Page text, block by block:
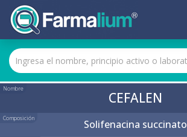
Nombre
CEFALEN
Composición Solifenacina succinato